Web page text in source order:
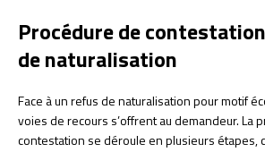
Procédure de
de naturalisation
Face à un refus de naturalisation pour motif
voies de recours s’offrent au demandeur. La
contestation se déroule en plusieurs étapes,